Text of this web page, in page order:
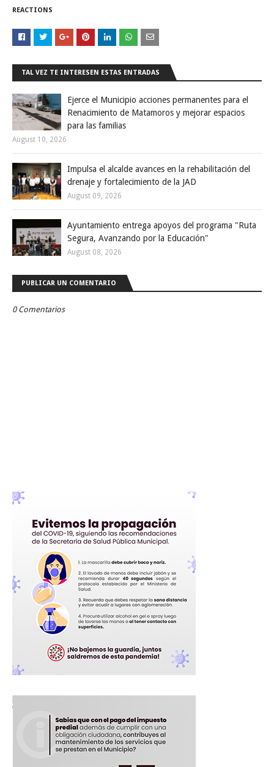
REACTIONS
TAL VEZ TE INTERESEN ESTAS ENTRADAS
Ejerce el Municipio acciones permanentes para el
Renacimiento de Matamoros y mejorar espacios
para las familias
August 10, 2026
Impulsa el alcalde avances en la rehabilitación del
drenaje y fortalecimiento de la JAD
August 09, 2026
Ayuntamiento entrega apoyos del programa "Ruta
Segura, Avanzando por la Educación"
August 08, 2026
PUBLICAR UN COMENTARIO
0 Comentarios